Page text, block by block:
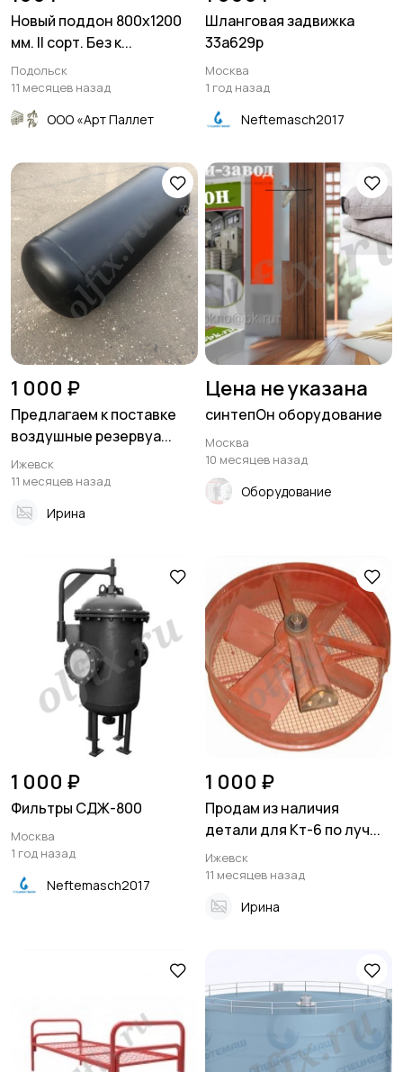
Новый поддон 800х1200
мм. II сорт. Без к...
Подольск
11 месяцев назад
ООО «Арт Паллет
Шланговая задвижка
33а629р
Москва
1 год назад
Neftemasch2017
1 000 ₽
Предлагаем к поставке
воздушные резервуа...
Ижевск
11 месяцев назад
Ирина
Цена не указана
синтепОн оборудование
Москва
10 месяцев назад
Оборудование
1 000 ₽
Фильтры СДЖ-800
Москва
1 год назад
Neftemasch2017
1 000 ₽
Продам из наличия
детали для Кт-6 по луч...
Ижевск
11 месяцев назад
Ирина